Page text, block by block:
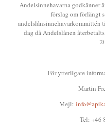
Andelsinnehavarna godkänner
förslag om förlängt
dag då Andelslånen
För ytterligare
Martin
Mejl:
Tel: +46